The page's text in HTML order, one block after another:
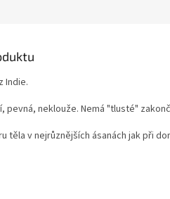
Indie.
pevná, neklouže. Nemá "tlusté"
těla v nejrůznějších ásanách jak při